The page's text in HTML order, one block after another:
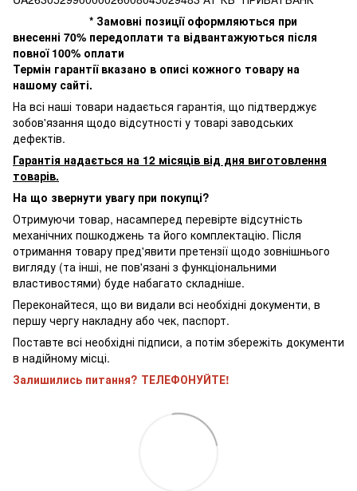
* Замовні позиції оформляються при
внесенні 70% передоплати та відвантажуються після
повної 100% оплати
Термін гарантії вказано в описі кожного товару на
нашому сайті.
На всі наші товари надається гарантія, що підтверджує
зобов'язання щодо відсутності у товарі заводських
дефектів.
Гарантія надається на 12 місяців від дня виготовлення
товарів.
На що звернути увагу при покупці?
Отримуючи товар, насамперед перевірте відсутність
механічних пошкоджень та його комплектацію. Після
отримання товару пред'явити претензії щодо зовнішнього
вигляду (та інші, не пов'язані з функціональними
властивостями) буде набагато складніше.
Переконайтеся, що ви видали всі необхідні документи, в
першу чергу накладну або чек, паспорт.
Поставте всі необхідні підписи, а потім збережіть документи
в надійному місці.
Залишились питання? ТЕЛЕФОНУЙТЕ!